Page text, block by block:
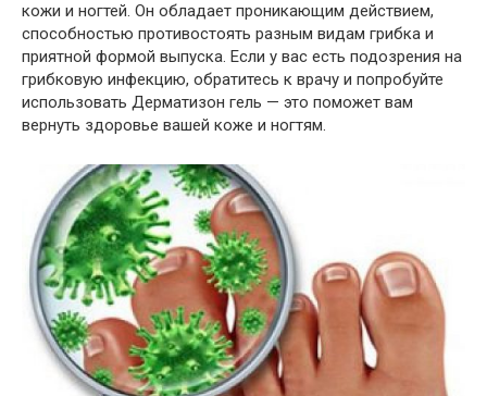
кожи и ногтей. Он обладает проникающим действием,
способностью противостоять разным видам грибка и
приятной формой выпуска. Если у вас есть подозрения на
грибковую инфекцию, обратитесь к врачу и попробуйте
использовать Дерматизон гель — это поможет вам
вернуть здоровье вашей коже и ногтям.